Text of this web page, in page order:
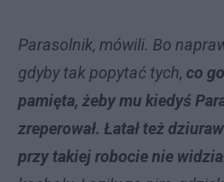
Parasolnik, mówili. Bo
gdyby tak popytać tych, co
pamięta, żeby mu kiedyś
zreperował. Łatał też
przy takiej robocie nie